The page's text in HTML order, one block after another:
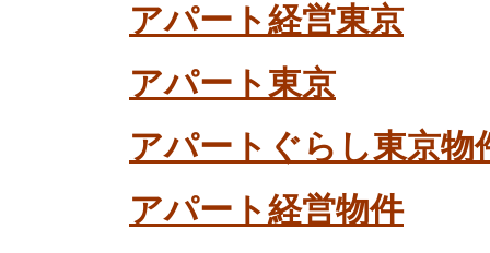
アパート経営東京
アパート東京
アパートぐらし東京物
アパート経営物件